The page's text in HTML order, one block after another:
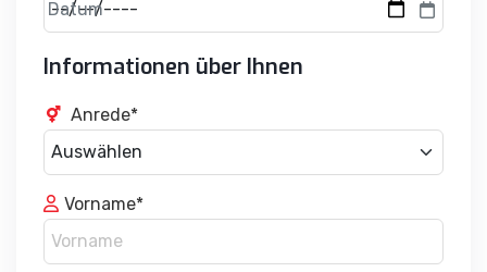
Datum
Informationen über Ihnen
Anrede*
Vorname*